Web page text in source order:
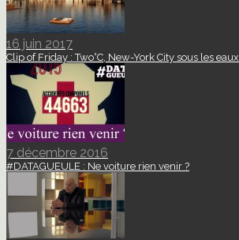
16 juin 2017
Clip of Friday : Two°C, New-York City sous les eaux.
7 décembre 2016
#DATAGUEULE : Ne voiture rien venir ?